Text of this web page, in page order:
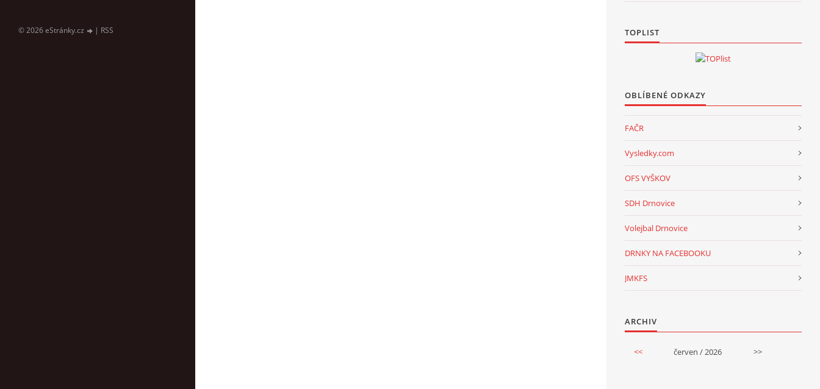
© 2026 eStránky.cz | RSS TOPLIST
OBLÍBENÉ ODKAZY
FAČR
Vysledky.com
OFS VYŠKOV
SDH Drnovice
Volejbal Drnovice
DRNKY NA FACEBOOKU
JMKFS
ARCHIV
<< červen / 2026 >>